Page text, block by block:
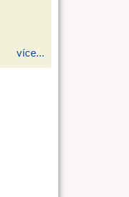
více...